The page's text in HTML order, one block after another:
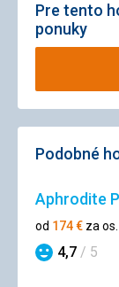
Pre tento
ponuky
Podobné
Aphrodite
od 174€ za os.
Hodnotenie
4,7 / 5